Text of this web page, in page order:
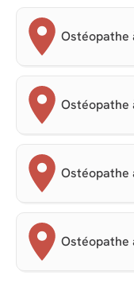
Ostéopathe
Ostéopathe
Ostéopathe
Ostéopathe